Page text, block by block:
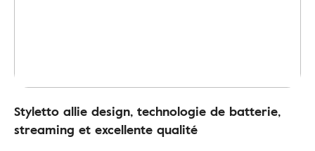
Styletto allie design, technologie de batterie,
streaming et excellente qualité